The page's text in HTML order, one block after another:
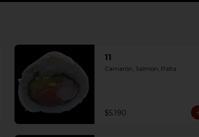
10 Champiñón, Queso Crema y
11
Camarón, Salmon, Palta
$5.190